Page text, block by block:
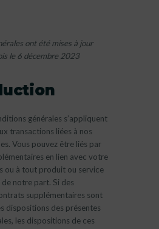
ont été mises à jour
le 6 décembre 2023
générales s’appliquent
transactions liées à nos
Vous pouvez être liés par
en lien avec votre
ou à tout produit ou service
notre part. Si des
supplémentaires sont
dispositions des présentes
les dispositions de ces